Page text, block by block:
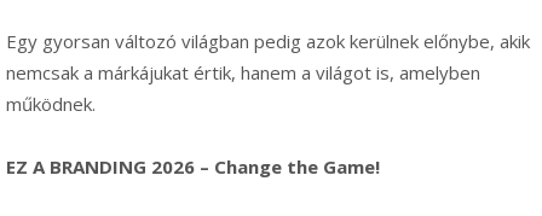
Egy gyorsan változó világban pedig azok kerülnek előnybe, akik
nemcsak a márkájukat értik, hanem a világot is, amelyben
működnek.
EZ A BRANDING 2026 – Change the Game!